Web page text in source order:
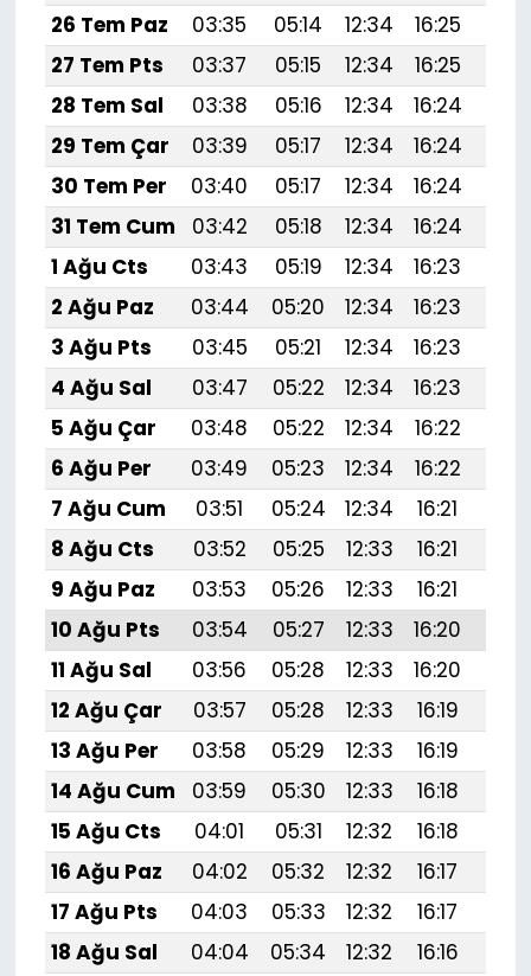
26 Tem Paz
03:35 05:14 12:34 16:25
27 Tem Pts
03:37 05:15 12:34 16:25
28 Tem Sal
03:38 05:16 12:34 16:24
29 Tem Çar
03:39 05:17 12:34 16:24
30 Tem Per
03:40 05:17 12:34 16:24
31 Tem Cum
03:42 05:18 12:34 16:24
1 Ağu Cts
03:43 05:19 12:34 16:23
2 Ağu Paz
03:44 05:20 12:34 16:23
3 Ağu Pts
03:45 05:21 12:34 16:23
4 Ağu Sal
03:47 05:22 12:34 16:23
5 Ağu Çar
03:48 05:22 12:34 16:22
6 Ağu Per
03:49 05:23 12:34 16:22
7 Ağu Cum
03:51 05:24 12:34 16:21
8 Ağu Cts
03:52 05:25 12:33 16:21
9 Ağu Paz
03:53 05:26 12:33 16:21
10 Ağu Pts
03:54 05:27 12:33 16:20
11 Ağu Sal
03:56 05:28 12:33 16:20
12 Ağu Çar
03:57 05:28 12:33 16:19
13 Ağu Per
03:58 05:29 12:33 16:19
14 Ağu Cum
03:59 05:30 12:33 16:18
15 Ağu Cts
04:01 05:31 12:32 16:18
16 Ağu Paz
04:02 05:32 12:32 16:17
17 Ağu Pts
04:03 05:33 12:32 16:17
18 Ağu Sal
04:04 05:34 12:32 16:16